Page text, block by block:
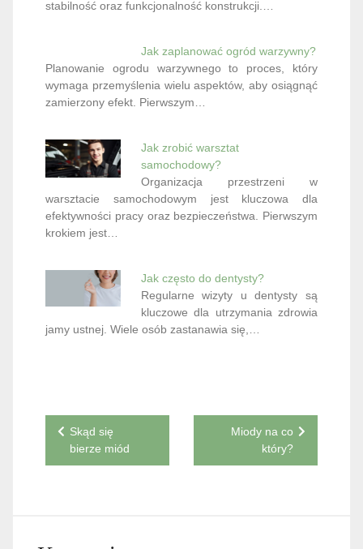
stabilność oraz funkcjonalność konstrukcji.…
Jak zaplanować ogród warzywny?
Planowanie ogrodu warzywnego to proces, który
wymaga przemyślenia wielu aspektów, aby osiągnąć
zamierzony efekt. Pierwszym…
Jak zrobić warsztat
samochodowy?
Organizacja przestrzeni w
warsztacie samochodowym jest kluczowa dla
efektywności pracy oraz bezpieczeństwa. Pierwszym
krokiem jest…
Jak często do dentysty?
Regularne wizyty u dentysty są
kluczowe dla utrzymania zdrowia
jamy ustnej. Wiele osób zastanawia się,…
Nawigacja
wpisu
Skąd się
bierze miód
Miody na co
który?